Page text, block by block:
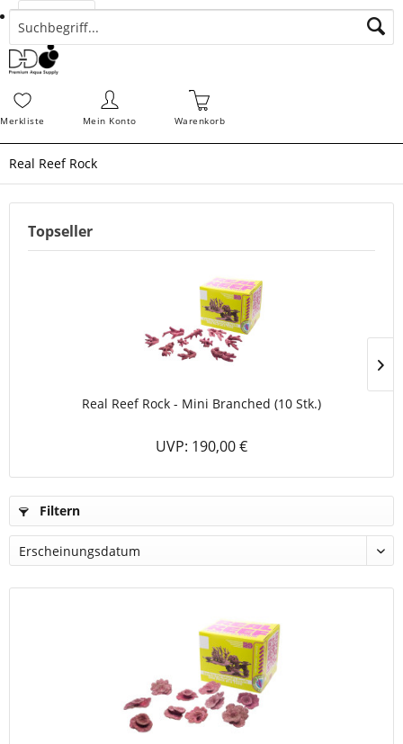
Suchen
Merkliste Mein Konto
Bestellungen Schnellerfassung
Warenkorb
Real Reef Rock
Topseller
Real Reef Rock - Mini Branched (10 Stk.)
UVP: 190,00 €
Filtern